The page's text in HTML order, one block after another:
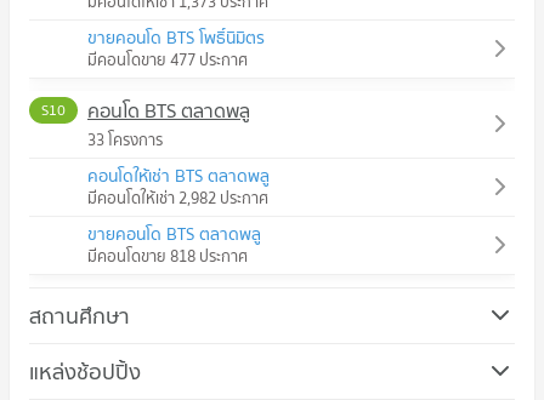
ขายคอนโด BTS โพธิ์นิมิตร
มีคอนโดขาย 477 ประกาศ
S10 คอนโด BTS ตลาดพลู
33 โครงการ
คอนโดให้เช่า BTS ตลาดพลู
มีคอนโดให้เช่า 2,982 ประกาศ
ขายคอนโด BTS ตลาดพลู
มีคอนโดขาย 818 ประกาศ
สถานศึกษา
คอนโด วิทยาลัยอาชีวศึกษาธนบุรี
แหล่งช้อปปิ้ง